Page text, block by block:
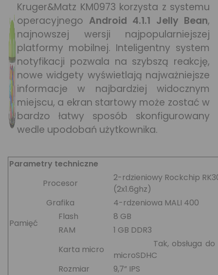
Kruger&Matz KM0973 korzysta z systemu
operacyjnego Android 4.1.1 Jelly Bean,
najnowszej wersji najpopularniejszej
platformy mobilnej. Inteligentny system
notyfikacji pozwala na szybszą reakcję,
nowe widgety wyświetlają najważniejsze
informacje w najbardziej widocznym
miejscu, a ekran startowy może zostać w
bardzo łatwy sposób skonfigurowany
wedle upodobań użytkownika.
Parametry techniczne
Procesor
2-rdzieniowy Rockchip
(2x1.6ghz)
Grafika
4-rdzeniowa MALI 400
Pamięć
Flash
8 GB
RAM
1 GB DDR3
Karta micro
Tak, obsługa do
microSDHC
Rozmiar
9,7” IPS